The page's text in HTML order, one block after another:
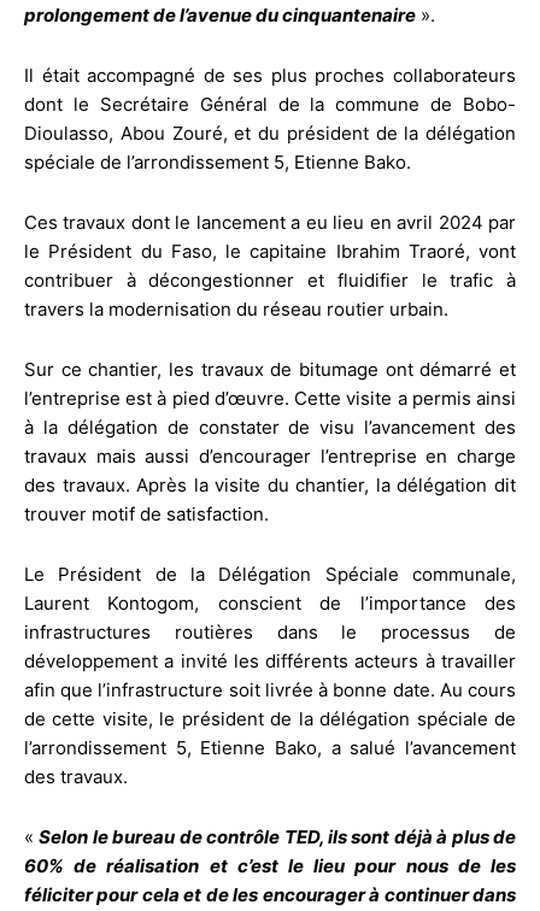
prolongement de l’avenue du cinquantenaire ».
Il était accompagné de ses plus proches collaborateurs
dont le Secrétaire Général de la commune de Bobo-
Dioulasso, Abou Zouré, et du président de la délégation
spéciale de l’arrondissement 5, Etienne Bako.
Ces travaux dont le lancement a eu lieu en avril 2024 par
le Président du Faso, le capitaine Ibrahim Traoré, vont
contribuer à décongestionner et fluidifier le trafic à
travers la modernisation du réseau routier urbain.
Sur ce chantier, les travaux de bitumage ont démarré et
l’entreprise est à pied d’œuvre. Cette visite a permis ainsi
à la délégation de constater de visu l’avancement des
travaux mais aussi d’encourager l’entreprise en charge
des travaux. Après la visite du chantier, la délégation dit
trouver motif de satisfaction.
Le Président de la Délégation Spéciale communale,
Laurent Kontogom, conscient de l’importance des
infrastructures routières dans le processus de
développement a invité les différents acteurs à travailler
afin que l’infrastructure soit livrée à bonne date. Au cours
de cette visite, le président de la délégation spéciale de
l’arrondissement 5, Etienne Bako, a salué l’avancement
des travaux.
«Selon le bureau de contrôle TED, ils sont déjà à plus de
60% de réalisation et c’est le lieu pour nous de les
féliciter pour cela et de les encourager à continuer dans